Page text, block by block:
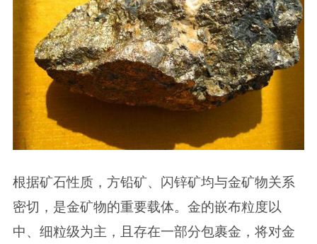
根据矿石性质，方铅矿、闪锌矿均与金矿物关系
密切，是金矿物的重要载体。金的嵌布粒度以
中、细粒级为主，且存在一部分包裹金，将对金